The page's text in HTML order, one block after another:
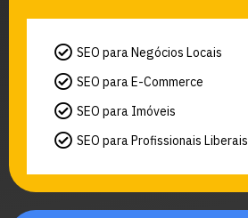
SEO para Negócios Locais
SEO para E-Commerce
SEO para Imóveis
SEO para Profissionais Liberais